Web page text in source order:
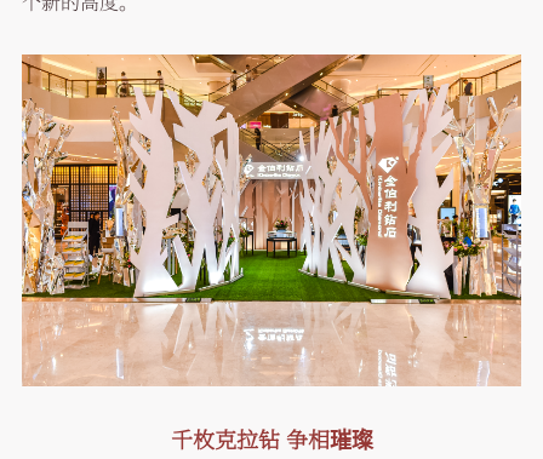
千枚克拉钻 争相璀璨